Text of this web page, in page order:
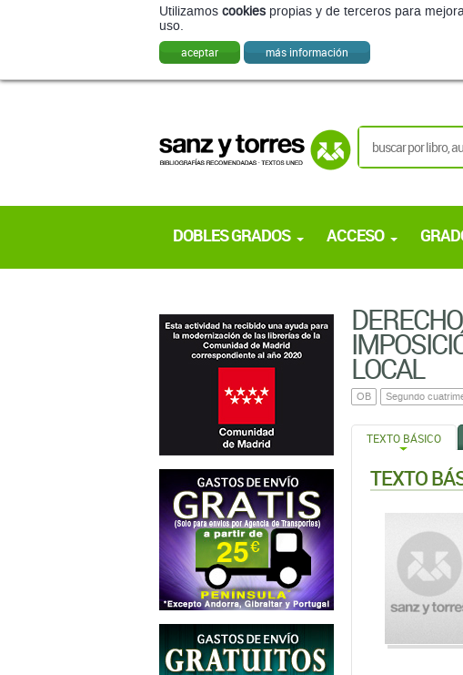
Utilizamos cookies propias y de terceros para
uso.
aceptar más información
DOBLES GRADOS ACCESO
LOCAL
OB Segundo
TEXTO BÁSICO
TEXTO